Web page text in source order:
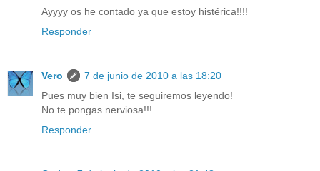
Ayyyy os he contado ya que estoy histérica!!!!
Responder
Vero
7 de junio de 2010 a las 18:20
Pues muy bien Isi, te seguiremos leyendo!
No te pongas nerviosa!!!
Responder